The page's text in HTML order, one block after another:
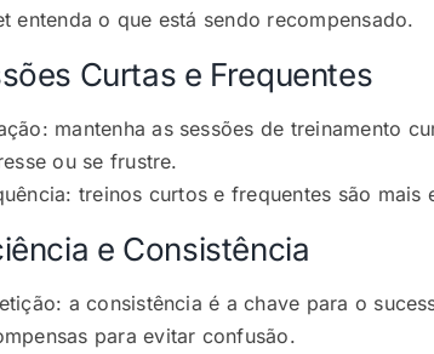
entenda o que está sendo recompensado.
Curtas e Frequentes
mantenha as sessões de treinamento
ou se frustre.
treinos curtos e frequentes são
e Consistência
a consistência é a chave para o
para evitar confusão.